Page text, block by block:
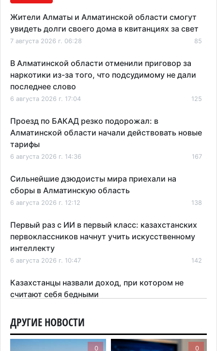
Жители Алматы и Алматинской области смогут
увидеть долги своего дома в квитанциях за свет
7 августа 2026 г. 06:28 85
В Алматинской области отменили приговор за
наркотики из-за того, что подсудимому не дали
последнее слово
6 августа 2026 г. 17:04 125
Проезд по БАКАД резко подорожал: в
Алматинской области начали действовать новые
тарифы
6 августа 2026 г. 14:36 167
Сильнейшие дзюдоисты мира приехали на
сборы в Алматинскую область
6 августа 2026 г. 12:12 138
Первый раз с ИИ в первый класс: казахстанских
первоклассников начнут учить искусственному
интеллекту
6 августа 2026 г. 10:47 142
Казахстанцы назвали доход, при котором не
считают себя бедными
Пожар в Аксайском ущелье под Алматы
полностью ликвидирован спустя три дня
ДРУГИЕ НОВОСТИ
0 0